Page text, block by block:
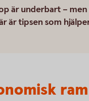
är underbart –
är tipsen som